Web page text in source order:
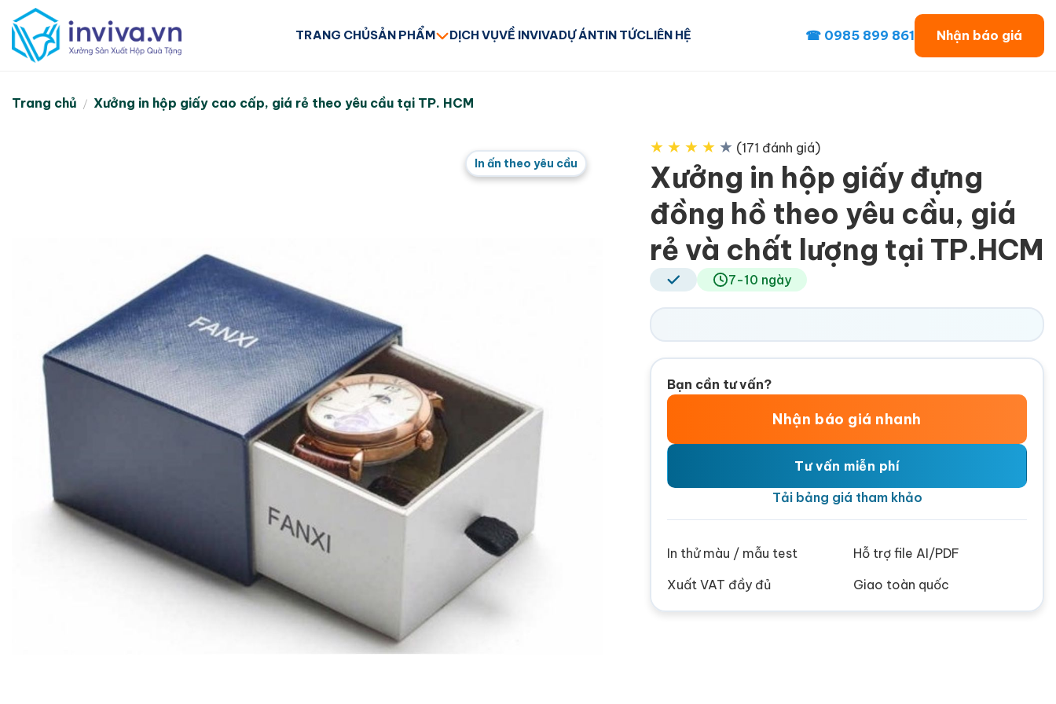
to
content
TRANG CHỦSẢN PHẨM DỊCH VỤVỀ INVIVADỰ ÁNTIN TỨCLIÊN HỆ ☎ 0985 899 861 Nhận báo giá
Trang chủ / Xưởng in hộp giấy cao cấp, giá rẻ theo yêu cầu tại TP. HCM
In ấn theo yêu cầu
★ ★ ★ ★ ★ (171 đánh giá)
Xưởng in hộp giấy đựng
đồng hồ theo yêu cầu, giá
rẻ và chất lượng tại TP.HCM
7-10 ngày
Bạn cần tư vấn?
Nhận báo giá nhanh
Tư vấn miễn phí
Tải bảng giá tham khảo
In thử màu / mẫu test
Hỗ trợ file AI/PDF
Xuất VAT đầy đủ
Giao toàn quốc